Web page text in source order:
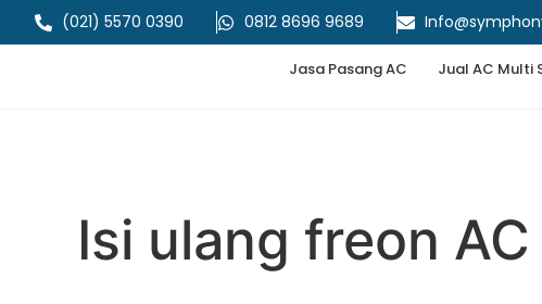
(021) 5570 0390 0812 8696 9689
Jasa Pasang AC Jual AC Multi
Isi ulang freon